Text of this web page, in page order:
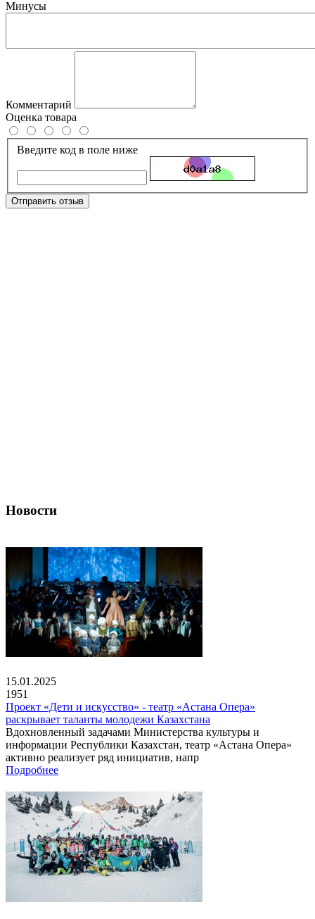
Минусы
Комментарий
Оценка товара
Введите код в поле ниже
Отправить отзыв
Новости
15.01.2025
1951
Проект «Дети и искусство» - театр «Астана Опера»
раскрывает таланты молодежи Казахстана
Вдохновленный задачами Министерства культуры и
информации Республики Казахстан, театр «Астана Опера»
активно реализует ряд инициатив, напр
Подробнее